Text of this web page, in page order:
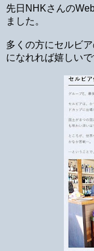
先日NHKさんの
ました。
多くの方にセルビ
になれれば嬉しいで